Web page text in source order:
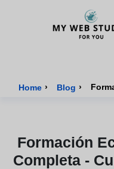
Home › Blog ›
Formación
Completa -